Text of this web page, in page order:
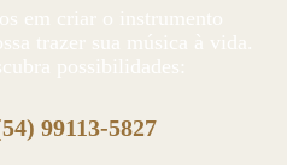
em criar o instrumento
trazer sua música à vida.
possibilidades:
99113-5827